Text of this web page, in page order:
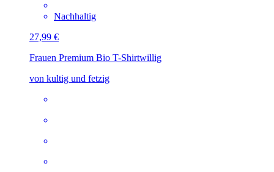
Nachhaltig
27,99 €
Frauen Premium Bio T-Shirtwillig
von kultig und fetzig